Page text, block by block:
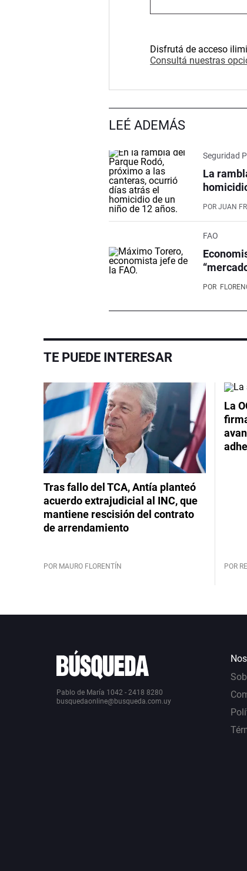
Disfrutá de acceso
Consultá nuestras
LEÉ ADEMÁS
Seguridad
La
POR JUAN
FAO
POR
TE PUEDE INTERESAR
Tras fallo del TCA, Antía planteó
acuerdo extrajudicial al INC, que
mantiene rescisión del contrato
de arrendamiento
POR MAURO FLORENTÍN
La
POR
Pablo de María 1042 - 2418 8280
busquedaonline@busqueda.com.uy